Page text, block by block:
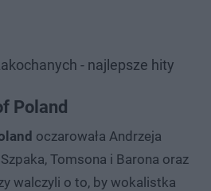
- najlepsze hity
Poland
oczarowała Andrzeja
Tomsona i Barona oraz
walczyli o to, by wokalistka